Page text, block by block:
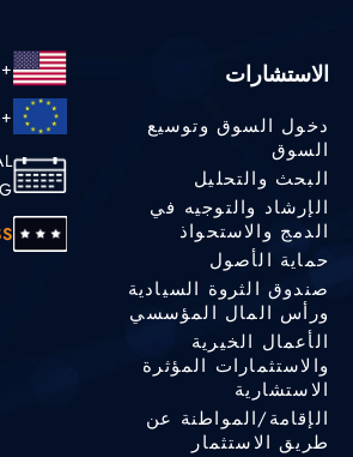
الاستشارات
دخول السوق وتوسيع
السوق
البحث والتحليل
الإرشاد والتوجيه في
الدمج والاستحواذ
حماية الأصول
صندوق الثروة السيادية
ورأس المال المؤسسي
الأعمال الخيرية
والاستثمارات المؤثرة
الاستشارية
الإقامة/المواطنة عن
طريق الاستثمار
+1 212 210 1940
+44 20 3885 6670